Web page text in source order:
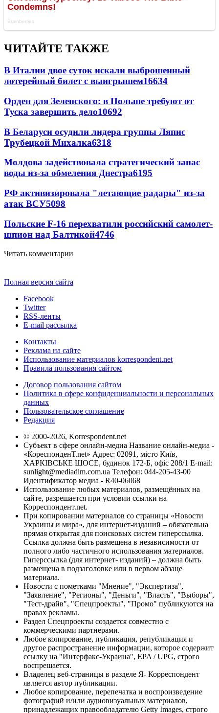
ЧИТАЙТЕ ТАКЖЕ
В Италии двое суток искали выброшенный
лотерейный билет с выигрышем16634
Орден для Зеленского: в Польше требуют от
Туска завершить дело10692
В Беларуси осудили лидера группы Ляпис
Трубецкой Михалка6318
Молдова задействовала стратегический запас
воды из-за обмеления Днестра6195
РФ активизировала "летающие радары" из-за
атак ВСУ5098
Польские F-16 перехватили российский самолет-
шпион над Балтикой4746
Читать комментарии
Полная версия сайта
Facebook
Twitter
RSS-ленты
E-mail рассылка
Контакты
Реклама на сайте
Использование материалов korrespondent.net
Правила пользования сайтом
Договор пользования сайтом
Политика в сфере конфиденциальности и персональных
данных
Пользовательское соглашение
Редакция
© 2000-2026, Korrespondent.net
Субъект в сфере онлайн-медиа Название онлайн-медиа -
«КореспонденТ.net» Адрес: 02091, місто Київ,
ХАРКІВСЬКЕ ШОСЕ, будинок 172-Б, офіс 208/1 E-mail:
sunlight@mediadim.com.ua Телефон: 044-205-43-00
Идентификатор медиа - R40-06068
Использование любых материалов, размещённых на
сайте, разрешается при условии ссылки на
Корреспондент.net.
При копировании материалов со страницы «Новости
Украины и мира», для интернет-изданий – обязательна
прямая открытая для поисковых систем гиперссылка.
Ссылка должна быть размещена в независимости от
полного либо частичного использования материалов.
Гиперссылка (для интернет- изданий) – должна быть
размещена в подзаголовке или в первом абзаце
материала.
Новости с пометками "Мнение", "Экспертиза",
"Заявление", "Регионы", "Деньги", "Власть", "Выборы",
"Тест-драйв", "Спецпроекты", "Промо" публикуются на
правах рекламы.
Раздел Спецпроекты создается совместно с
коммерческими партнерами.
Любое копирование, публикация, републикация и
другое распространение информации, которое содержит
ссылку на "Интерфакс-Украина", EPA / UPG, строго
воспрещается.
Владелец веб-страницы в разделе Я- Корреспондент
является автор публикации.
Любое копирование, перепечатка и воспроизведение
фотографий и/или аудиовизуальных материалов,
принадлежащих правообладателю Getty Images, строго